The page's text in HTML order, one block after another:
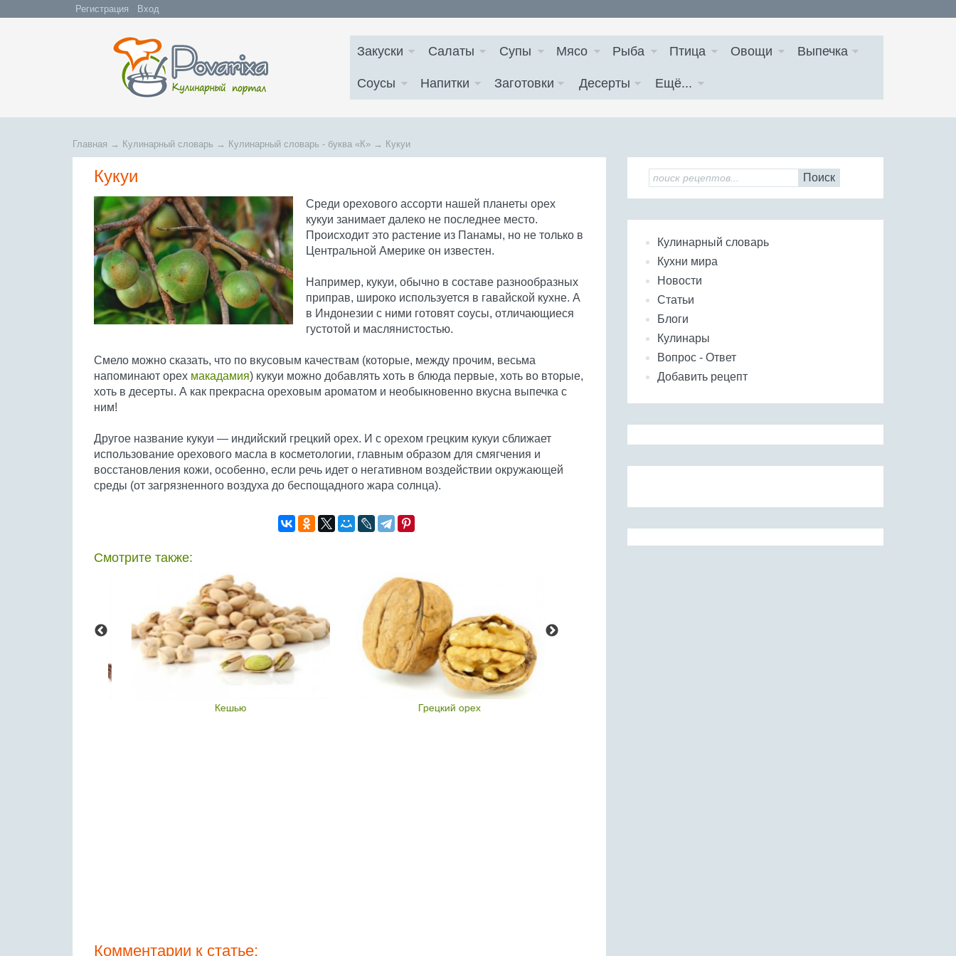
Регистрация Вход
Закуски Салаты Супы Мясо Рыба Птица Овощи Выпечка
Соусы Напитки Заготовки Десерты Ещё...
Главная → Кулинарный словарь → Кулинарный словарь - буква «К» → Кукуи
Кукуи
Среди орехового ассорти нашей планеты орех
кукуи занимает далеко не последнее место.
Происходит это растение из Панамы, но не только в
Центральной Америке он известен.
Например, кукуи, обычно в составе разнообразных
приправ, широко используется в гавайской кухне. А
в Индонезии с ними готовят соусы, отличающиеся
густотой и маслянистостью.
Смело можно сказать, что по вкусовым качествам (которые, между прочим, весьма
напоминают орех макадамия) кукуи можно добавлять хоть в блюда первые, хоть во вторые,
хоть в десерты. А как прекрасна ореховым ароматом и необыкновенно вкусна выпечка с
ним!
Другое название кукуи — индийский грецкий орех. И с орехом грецким кукуи сближает
использование орехового масла в косметологии, главным образом для смягчения и
восстановления кожи, особенно, если речь идет о негативном воздействии окружающей
среды (от загрязненного воздуха до беспощадного жара солнца).
Смотрите также:
Кешью Грецкий орех
Комментарии к статье:
Поиск
Кулинарный словарь
Кухни мира
Новости
Статьи
Блоги
Кулинары
Вопрос - Ответ
Добавить рецепт